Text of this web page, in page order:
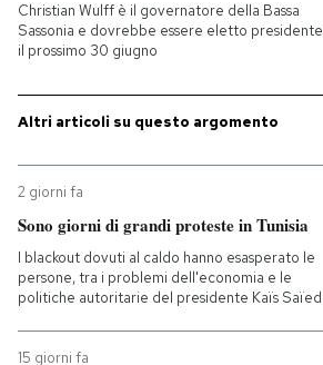
Christian Wulff è il governatore della Bassa
Sassonia e dovrebbe essere eletto presidente
il prossimo 30 giugno
Altri articoli su questo argomento
2 giorni fa
Sono giorni di grandi proteste in Tunisia
I blackout dovuti al caldo hanno esasperato le
persone, tra i problemi dell'economia e le
politiche autoritarie del presidente Kaïs Saïed
15 giorni fa